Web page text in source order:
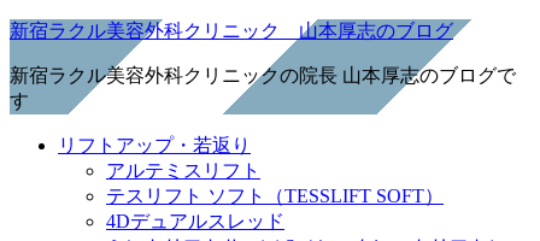
新宿ラクル美容外科クリニック 山本厚志のブログ
新宿ラクル美容外科クリニックの院長 山本厚志のブログで
す
リフトアップ・若返り
アルテミスリフト
テスリフト ソフト（TESSLIFT SOFT）
4Dデュアルスレッド